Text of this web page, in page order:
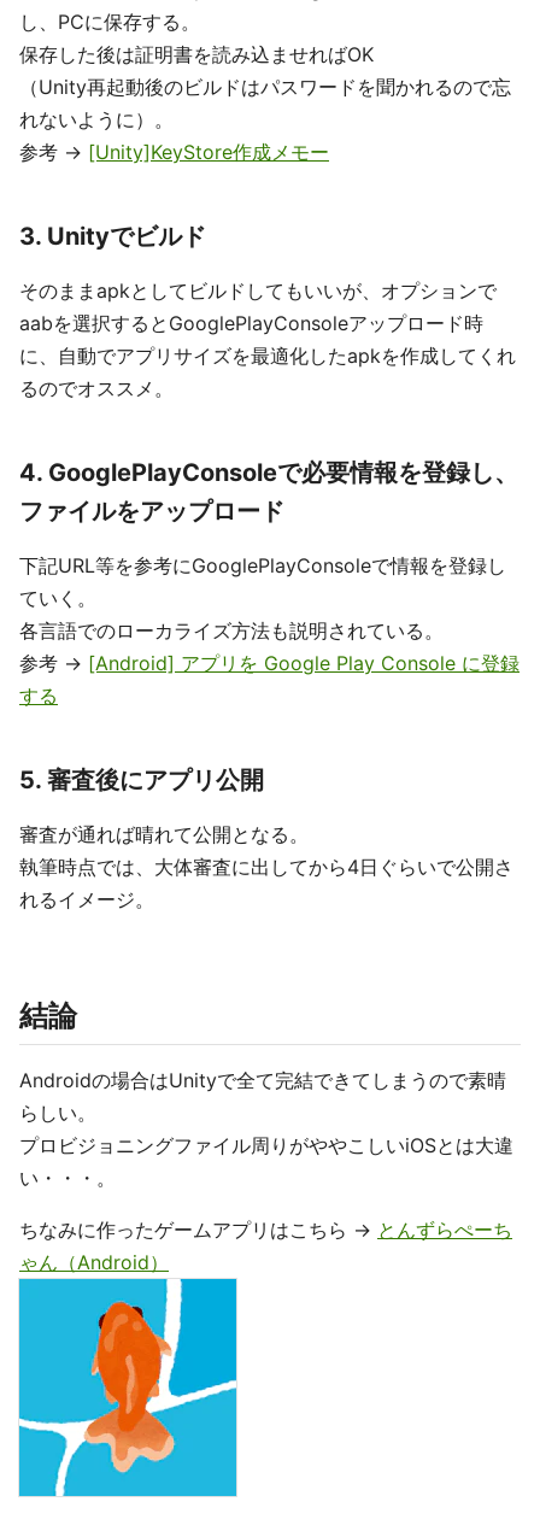
し、PCに保存する。
保存した後は証明書を読み込ませればOK
（Unity再起動後のビルドはパスワードを聞かれるので忘
れないように）。
参考 -> [Unity]KeyStore作成メモー
3. Unityでビルド
そのままapkとしてビルドしてもいいが、オプションで
aabを選択するとGooglePlayConsoleアップロード時
に、自動でアプリサイズを最適化したapkを作成してくれ
るのでオススメ。
4. GooglePlayConsoleで必要情報を登録し、
ファイルをアップロード
下記URL等を参考にGooglePlayConsoleで情報を登録し
ていく。
各言語でのローカライズ方法も説明されている。
参考 -> [Android] アプリを Google Play Console に登録
する
5. 審査後にアプリ公開
審査が通れば晴れて公開となる。
執筆時点では、大体審査に出してから4日ぐらいで公開さ
れるイメージ。
結論
Androidの場合はUnityで全て完結できてしまうので素晴
らしい。
プロビジョニングファイル周りがややこしいiOSとは大違
い・・・。
ちなみに作ったゲームアプリはこちら -> とんずらぺーち
ゃん（Android）